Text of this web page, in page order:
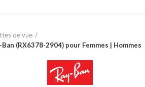
de vue
(RX6378-2904) pour Femmes | Hommes